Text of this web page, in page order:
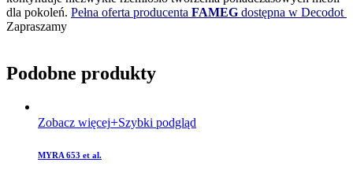
dla pokoleń. Pełna oferta producenta FAMEG dostępna w Decodot
Zapraszamy
Podobne produkty
Zobacz więcej Szybki podgląd
MYRA 653 et al.